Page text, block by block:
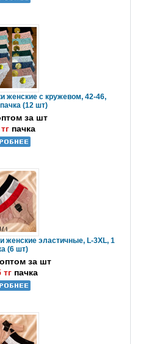
женские с кружевом, 42-46,
(12 шт)
за шт
пачка
женские эластичные, L-3XL, 1
(6 шт)
оптом за шт
тг пачка